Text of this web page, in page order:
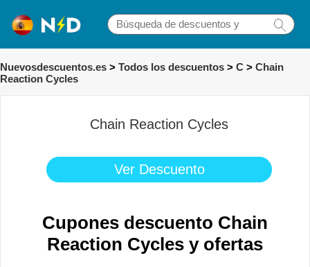
Nuevosdescuentos.es > Todos los descuentos > C > Chain
Reaction Cycles
Chain Reaction Cycles
Ver Descuento
Cupones descuento Chain
Reaction Cycles y ofertas